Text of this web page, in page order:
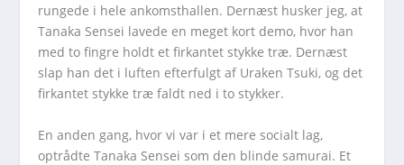
rungede i hele ankomsthallen. Dernæst husker jeg, at
Tanaka Sensei lavede en meget kort demo, hvor han
med to fingre holdt et firkantet stykke træ. Dernæst
slap han det i luften efterfulgt af Uraken Tsuki, og det
firkantet stykke træ faldt ned i to stykker.
En anden gang, hvor vi var i et mere socialt lag,
optrådte Tanaka Sensei som den blinde samurai. Et